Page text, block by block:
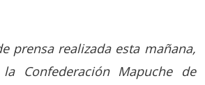
prensa realizada esta mañana,
Confederación Mapuche de